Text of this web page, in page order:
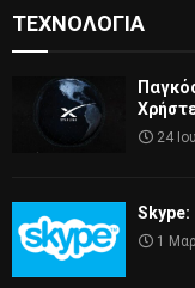
ΤΕΧΝΟΛΟΓΊΑ
24
Skype:
1